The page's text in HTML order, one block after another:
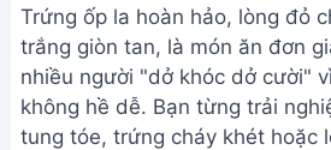
Trứng ốp la hoàn hảo, lòng đỏ
trắng giòn tan, là món ăn đơn
nhiều người "dở khóc dở cười"
không hề dễ. Bạn từng trải
tung tóe, trứng cháy khét hoặc